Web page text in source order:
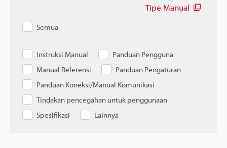
Tipe Manual
Semua
Instruksi Manual
Panduan Pengguna
Manual Referensi
Panduan Pengaturan
Panduan Koneksi/Manual Komunikasi
Tindakan pencegahan untuk penggunaan
Spesifikasi
Lainnya